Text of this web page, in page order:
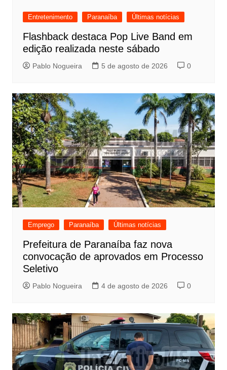
Entretenimento Paranaíba Últimas notícias
Flashback destaca Pop Live Band em
edição realizada neste sábado
Pablo Nogueira 5 de agosto de 2026 0
Emprego Paranaíba Últimas notícias
Prefeitura de Paranaíba faz nova
convocação de aprovados em Processo
Seletivo
Pablo Nogueira 4 de agosto de 2026 0